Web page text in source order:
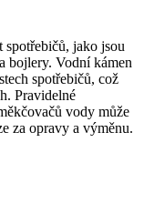
spotřebičů, jako jsou
bojlery. Vodní kámen
spotřebičů, což
Pravidelné
vody může
za opravy a výměnu.